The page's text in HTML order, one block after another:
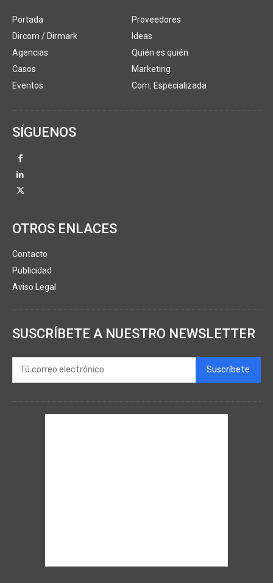
Portada
Dircom / Dirmark
Agencias
Casos
Eventos
Proveedores
Ideas
Quién es quién
Marketing
Com. Especializada
SÍGUENOS
OTROS ENLACES
Contacto
Publicidad
Aviso Legal
SUSCRÍBETE A NUESTRO NEWSLETTER
Suscríbete